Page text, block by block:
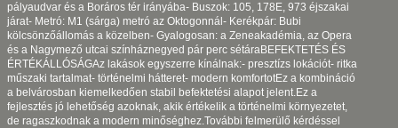
pályaudvar és a Boráros tér irányába- Buszok: 105, 178E, 973 éjszakai
járat- Metró: M1 (sárga) metró az Oktogonnál- Kerékpár: Bubi
kölcsönzőállomás a közelben- Gyalogosan: a Zeneakadémia, az Opera
és a Nagymező utcai színháznegyed pár perc sétáraBEFEKTETÉS ÉS
ÉRTÉKÁLLÓSÁGAz lakások egyszerre kínálnak:- presztízs lokációt- ritka
műszaki tartalmat- történelmi hátteret- modern komfortotEz a kombináció
a belvárosban kiemelkedően stabil befektetési alapot jelent.Ez a
fejlesztés jó lehetőség azoknak, akik értékelik a történelmi környezetet,
de ragaszkodnak a modern minőséghez.További felmerülő kérdéssel